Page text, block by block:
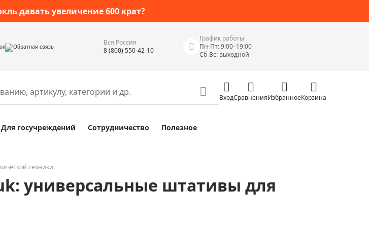
давать увеличение 600 крат?
Обратная связь
Вся Россия
8 (800) 550-42-10
График работы
Пн-Пт: 9:00–19:00
Сб-Вс: выходной
Разное
Компасы
Наборы исследователя Bresser Junior
Наборы для химических опытов
Измерительные инструменты
Цифровые уровни и угломеры
Электроизмерительные приборы
ВходСравненияИзбранноеКорзина
Для госучреждений Сотрудничество Полезное
техники
универсальные штативы для